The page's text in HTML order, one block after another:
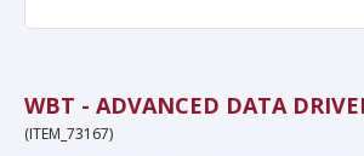
WBT - ADVANCED DATA
(ITEM_73167)